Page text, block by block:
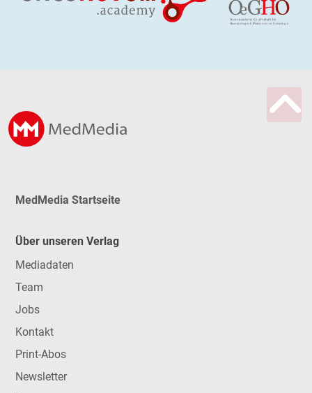
MedMedia Startseite
Über unseren Verlag
Mediadaten
Team
Jobs
Kontakt
Print-Abos
Newsletter